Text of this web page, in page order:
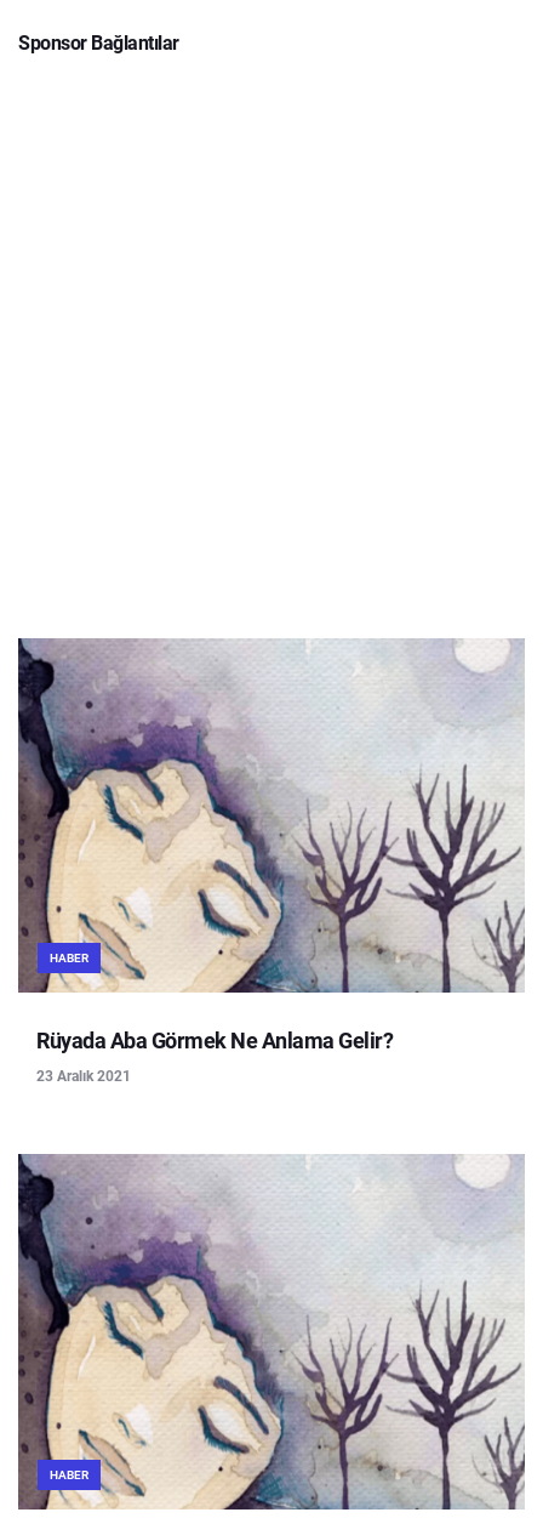
Sponsor Bağlantılar
HABER
Rüyada Aba Görmek Ne Anlama Gelir?
23 Aralık 2021
HABER